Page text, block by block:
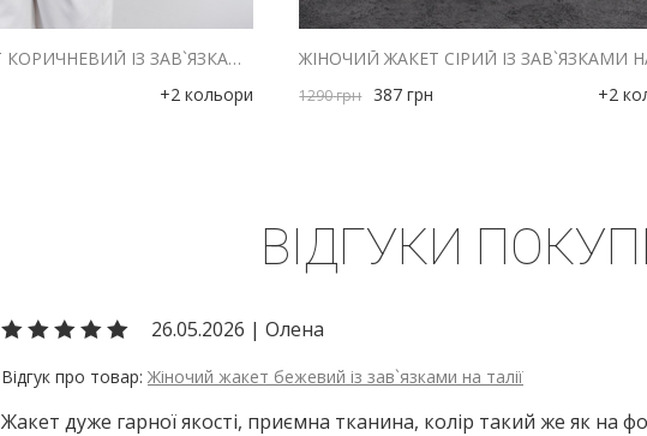
ЖІНОЧИЙ ЖАКЕТ КОРИЧНЕВИЙ ІЗ ЗАВ`ЯЗКАМИ НА ТАЛІЇ
+2 кольори 1290грн 387 грн +2
ВІДГУКИ
26.05.2026 | Олена
Жіночий жакет бежевий із зав`язками на талії
Жакет дуже гарної якості, приємна тканина, колір такий же як на